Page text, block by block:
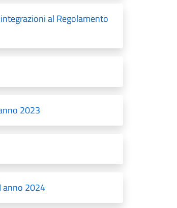
al Regolamento
2023
anno 2024